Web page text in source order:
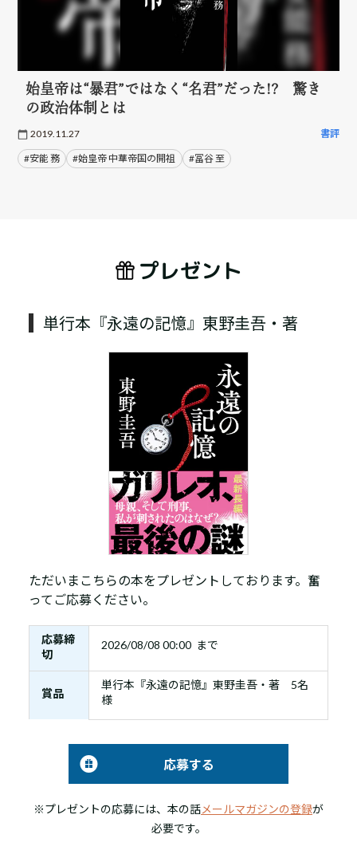
始皇帝は“暴君”ではなく“名君”だった!? 驚き
の政治体制とは
2019.11.27 書評
#安能 務 #始皇帝 中華帝国の開祖 #冨谷 至
プレゼント
単行本『永遠の記憶』東野圭吾・著
ただいまこちらの本をプレゼントしております。奮
ってご応募ください。
応募締
切
2026/08/08 00:00 まで
賞品
単行本『永遠の記憶』東野圭吾・著 5名
様
応募する
※プレゼントの応募には、本の話メールマガジンの登録が
必要です。